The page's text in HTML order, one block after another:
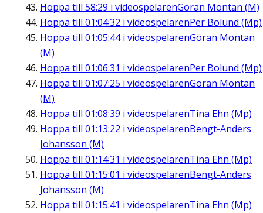
Hoppa till 58:29 i videospelarenGöran Montan (M)
Hoppa till 01:04:32 i videospelarenPer Bolund (Mp)
Hoppa till 01:05:44i videospelarenGöran Montan
(M)
Hoppa till 01:06:31 i videospelarenPer Bolund (Mp)
Hoppa till 01:07:25 i videospelarenGöran Montan
(M)
Hoppa till 01:08:39 i videospelarenTina Ehn (Mp)
Hoppa till 01:13:22 i videospelarenBengt-Anders
Johansson (M)
Hoppa till 01:14:31 i videospelarenTina Ehn (Mp)
Hoppa till 01:15:01 i videospelarenBengt-Anders
Johansson (M)
Hoppa till 01:15:41 i videospelarenTina Ehn (Mp)